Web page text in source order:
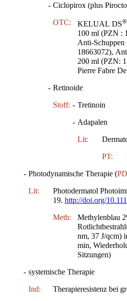
- Ciclopirox (plus
OTC: KELUAL DS®
100 ml (PZN :
Anti-Schuppen
18663072),
200 ml (PZN:
Pierre Fabre
- Retinoide
Stoff: - Tretinoin
- Adapalen
Lit:
PT:
- Photodynamische Therapie (
Lit:
Photodermatol
19. http://doi.org/
Meth:
Methylenblau
nm, 37 J/qcm)
min,
Sitzungen)
- systemische Therapie
Ind: Therapieresistenz bei